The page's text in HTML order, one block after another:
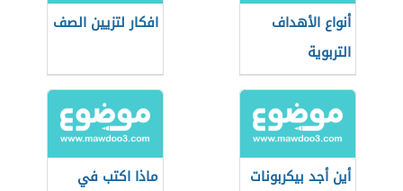
أنواع الأهداف
التربوية
افكار لتزيين الصف
أين أجد بيكربونات
ماذا اكتب في